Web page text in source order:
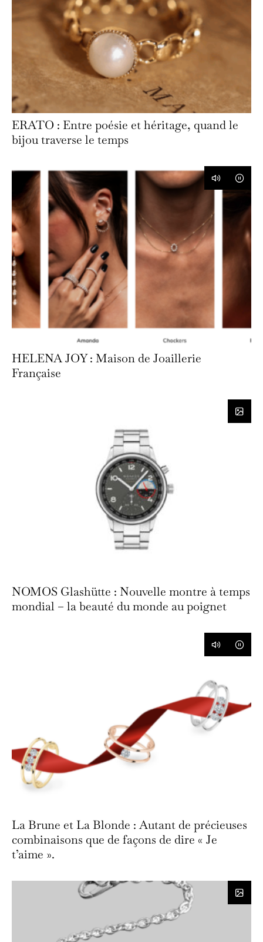
ERATO : Entre poésie et héritage, quand le
bijou traverse le temps
HELENA JOY : Maison de Joaillerie
Française
NOMOS Glashütte : Nouvelle montre à temps
mondial – la beauté du monde au poignet
La Brune et La Blonde : Autant de précieuses
combinaisons que de façons de dire « Je
t’aime ».